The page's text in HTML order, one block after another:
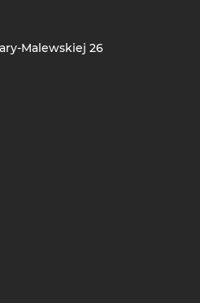
Malewskiej 26